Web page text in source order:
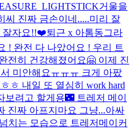
거울을
씨 진짜 금손이네.....미리 잘
잘자요!!❤️퇴근 x 아톰동그라
! 완전 다 나았어요 ! 우리 트
전히 건강해졌어요🤗 이제 진
미안해요ㅠㅠㅠ 크게 아팠
ㅎ 내일 또 열심히 work hard
려고 할게용🌃 트레저 메이
진짜 아프지마요 그냥...아싸
치는 모습으로 트레저메이커